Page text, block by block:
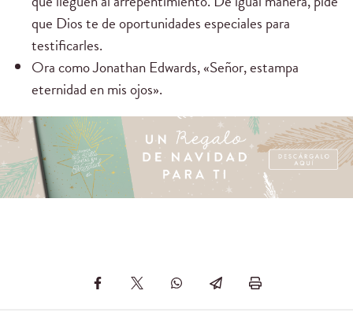
que Dios te de oportunidades especiales para
testificarles.
Ora como Jonathan Edwards, «Señor, estampa
eternidad en mis ojos».